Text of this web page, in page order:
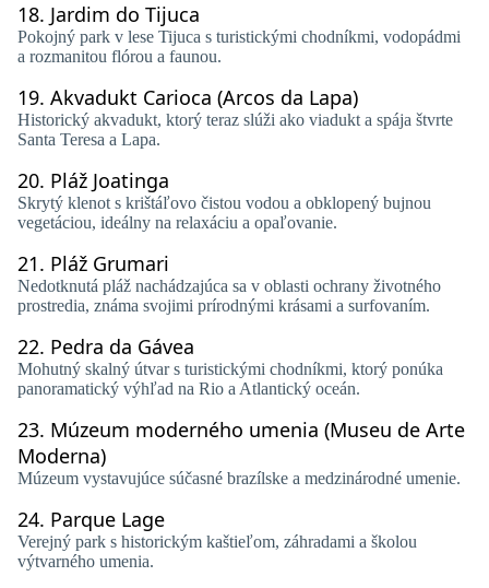
18. Jardim do Tijuca
Pokojný park v lese Tijuca s turistickými chodníkmi, vodopádmi
a rozmanitou flórou a faunou.
19. Akvadukt Carioca (Arcos da Lapa)
Historický akvadukt, ktorý teraz slúži ako viadukt a spája štvrte
Santa Teresa a Lapa.
20. Pláž Joatinga
Skrytý klenot s krištáľovo čistou vodou a obklopený bujnou
vegetáciou, ideálny na relaxáciu a opaľovanie.
21. Pláž Grumari
Nedotknutá pláž nachádzajúca sa v oblasti ochrany životného
prostredia, známa svojimi prírodnými krásami a surfovaním.
22. Pedra da Gávea
Mohutný skalný útvar s turistickými chodníkmi, ktorý ponúka
panoramatický výhľad na Rio a Atlantický oceán.
23. Múzeum moderného umenia (Museu de Arte
Moderna)
Múzeum vystavujúce súčasné brazílske a medzinárodné umenie.
24. Parque Lage
Verejný park s historickým kaštieľom, záhradami a školou
výtvarného umenia.